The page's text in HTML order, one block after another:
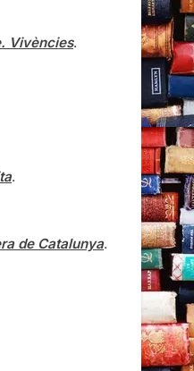
Vivències.
.
de Catalunya.